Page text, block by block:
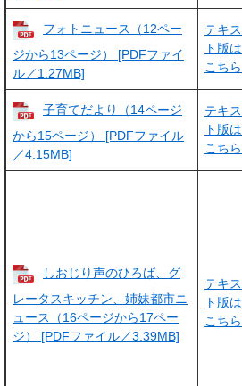
フォトニュース（12ペー
ジから13ページ） [PDFファイ
ル／1.27MB]
テキス
ト版は
こちら
子育てだより（14ページ
から15ページ） [PDFファイル
／4.15MB]
テキス
ト版は
こちら
しおじり声のひろば、グ
レータスキッチン、姉妹都市ニ
ュース（16ページから17ペー
ジ） [PDFファイル／3.39MB]
テキス
ト版は
こちら